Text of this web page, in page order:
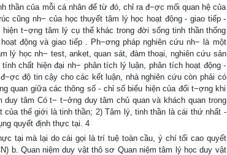
thần của mỗi cá nhân để từ đó, chỉ ra đ−ợc mối quan hệ của
cũng nh− của học thuyết tâm lý học hoạt động - giao tiếp -
t−ợng tâm lý cụ thể khác trong đời sống tinh thần thống
động và giao tiếp . Ph−ơng pháp nghiên cứu nh− là một
lý học nh− test, anket, quan sát, đàm thoại, nghiên cứu sản
chất hiện đại nh− phân tích lý luận, phân tích hoạt động -
độ tin cậy cho các kết luận, nhà nghiên cứu còn phải có
quan giữa các thông số - chỉ số biểu hiện của đối t−ợng khi
tâm Có t− t−ởng duy tâm chủ quan và khách quan trong
thế giới là tinh thần; 2) Tâm lý, tinh thần là cái thứ nhất -
quyết định thực tại. 4
tại mà lại do cái gọi là trí tuệ toàn cầu, ý chí tối cao quyết
b. Quan niệm duy vật thô sơ Quan niệm tâm lý học duy vật